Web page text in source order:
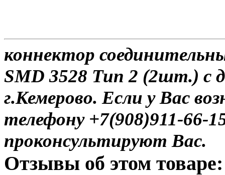
коннектор
SMD 3528 Тип 2 (2шт.) с
г.Кемерово. Если у Вас
телефону +7(908)911-
проконсультируют Вас.
Отзывы об этом товаре: